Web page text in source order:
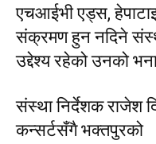
एचआईभी एड्स,
संक्रमण हुन नदिने
उद्देश्य रहेको उनको
संस्था निर्देशक राजेश
कन्सर्टसँगै भक्तपुरको